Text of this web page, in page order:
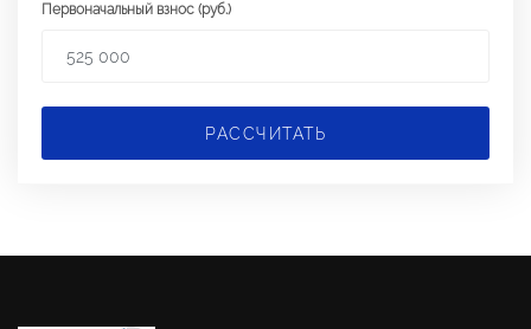
Первоначальный взнос (руб.)
РАССЧИТАТЬ